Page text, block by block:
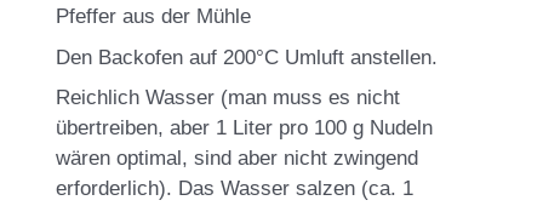
Pfeffer aus der Mühle
Den Backofen auf 200°C Umluft anstellen.
Reichlich Wasser (man muss es nicht
übertreiben, aber 1 Liter pro 100 g Nudeln
wären optimal, sind aber nicht zwingend
erforderlich). Das Wasser salzen (ca. 1